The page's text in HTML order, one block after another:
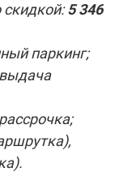
скидкой:5 346
паркинг;